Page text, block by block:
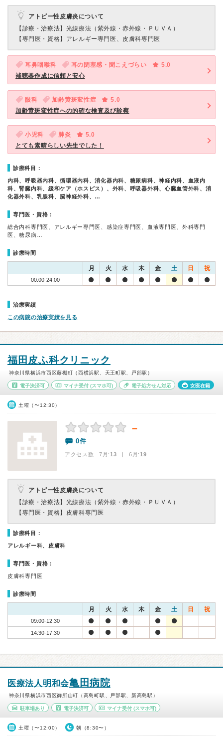
アトピー性皮膚炎について
【診療・治療法】 光線療法（紫外線・赤外線・ＰＵＶＡ）
【専門医・資格】 アレルギー専門医、皮膚科専門医
耳鼻咽喉科 耳の閉塞感・聞こえづらい
5.0
補聴器作成に信頼と安心
眼科 加齢黄斑変性症
5.0
加齢黄斑変性症への的確な検査及び診察
小児科 肺炎
5.0
とても素晴らしい先生でした！
診療科目：
内科、呼吸器内科、循環器内科、消化器内科、糖尿病科、神経内科、血液内
科、腎臓内科、緩和ケア（ホスピス）、外科、呼吸器外科、心臓血管外科、消
化器外科、乳腺科、脳神経外科、…
専門医・資格：
総合内科専門医、アレルギー専門医、感染症専門医、血液専門医、外科専門
医、糖尿病…
診療時間
月 火 水 木 金 土 日 祝
00:00-24:00
治療実績
この病院の治療実績を見る
福田皮ふ科クリニック
神奈川県横浜市西区藤棚町（西横浜駅、天王町駅、戸部駅）
電子決済可 マイナ受付(スマホ可) 電子処方せん対応 女医在籍
土曜（〜12:30）
－
0件
アクセス数 7月:13 | 6月:19
アトピー性皮膚炎について
【診療・治療法】 光線療法（紫外線・赤外線・ＰＵＶＡ）
【専門医・資格】 皮膚科専門医
診療科目：
アレルギー科、皮膚科
専門医・資格：
皮膚科専門医
診療時間
月 火 水 木 金 土 日 祝
09:00-12:30
14:30-17:30
医療法人明和会亀田病院
神奈川県横浜市西区御所山町（高島町駅、戸部駅、新高島駅）
駐車場あり 電子決済可 マイナ受付 (スマホ可)
土曜（〜12:00） 朝（8:30〜）